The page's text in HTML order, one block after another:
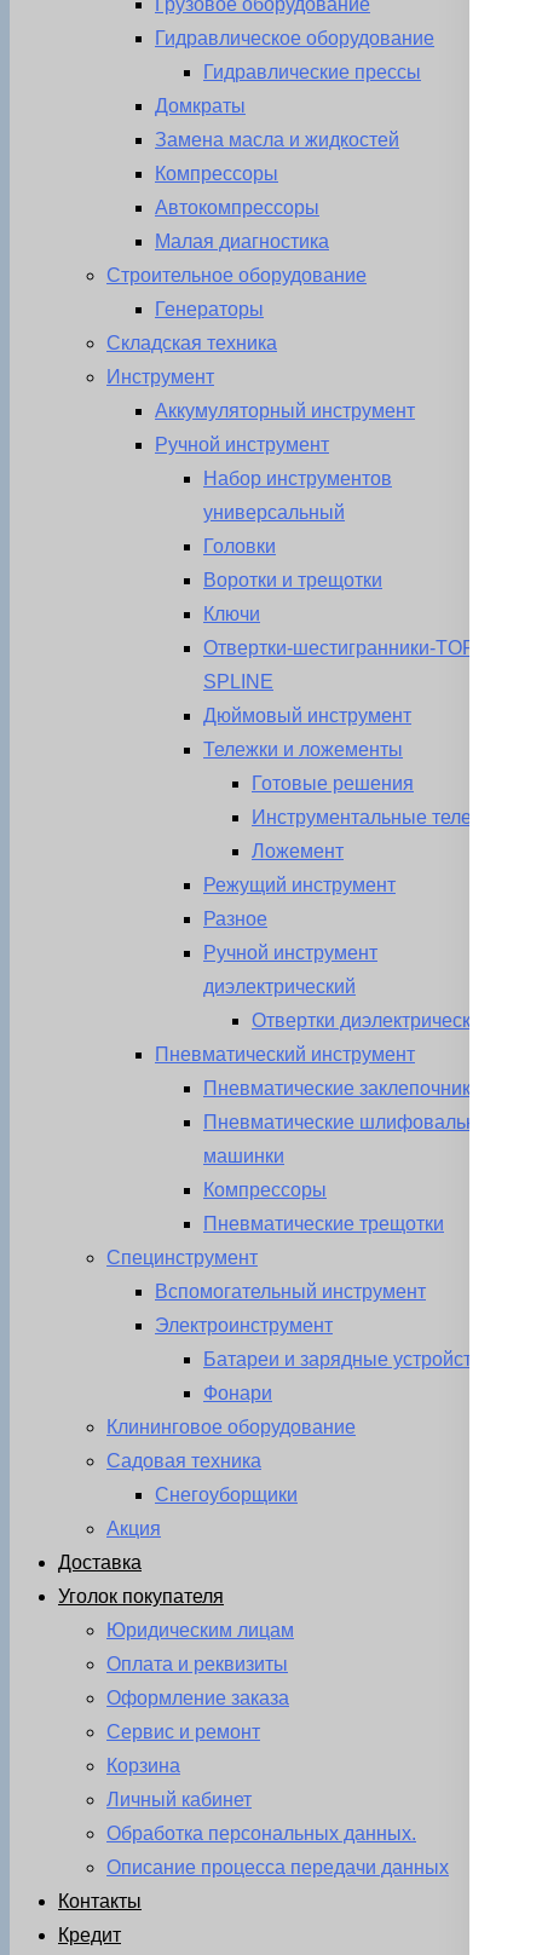
Гидравлическое оборудование
Гидравлические прессы
Домкраты
Замена масла и жидкостей
Компрессоры
Автокомпрессоры
Малая диагностика
Строительное оборудование
Генераторы
Складская техника
Инструмент
Аккумуляторный инструмент
Ручной инструмент
Набор инструментов
универсальный
Головки
Воротки и трещотки
Ключи
Отвертки-шестигранники-TORX-
SPLINE
Дюймовый инструмент
Тележки и ложементы
Готовые решения
Инструментальные тележки
Ложемент
Режущий инструмент
Разное
Ручной инструмент
диэлектрический
Отвертки диэлектрические
Пневматический инструмент
Пневматические заклепочники
Пневматические шлифовальные
машинки
Компрессоры
Пневматические трещотки
Специнструмент
Вспомогательный инструмент
Электроинструмент
Батареи и зарядные устройства
Фонари
Клининговое оборудование
Садовая техника
Снегоуборщики
Акция
Доставка
Уголок покупателя
Юридическим лицам
Оплата и реквизиты
Оформление заказа
Сервис и ремонт
Корзина
Личный кабинет
Обработка персональных данных.
Описание процесса передачи данных
Контакты
Кредит